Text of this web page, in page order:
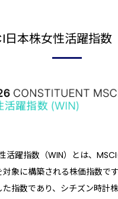
日本株女性活躍指数
活躍指数（WIN）とは、
象に構築される株価指数で
指数であり、シチズン時計